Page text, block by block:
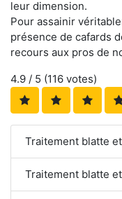
leur dimension.
Pour assainir
présence de cafards
recours aux pros de
4.9 / 5 (116 votes)
Traitement blatte
Traitement blatte